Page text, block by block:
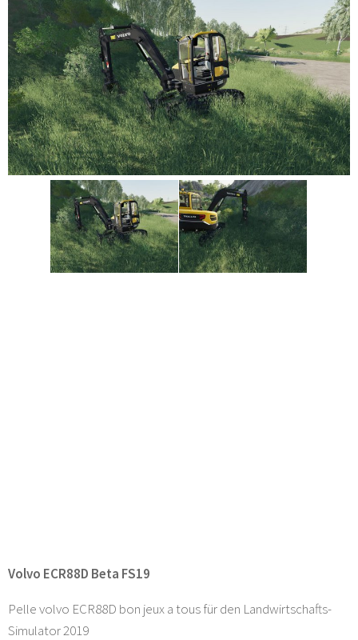
Volvo ECR88D Beta FS19
Pelle volvo ECR88D bon jeux a tous für den Landwirtschafts-
Simulator 2019